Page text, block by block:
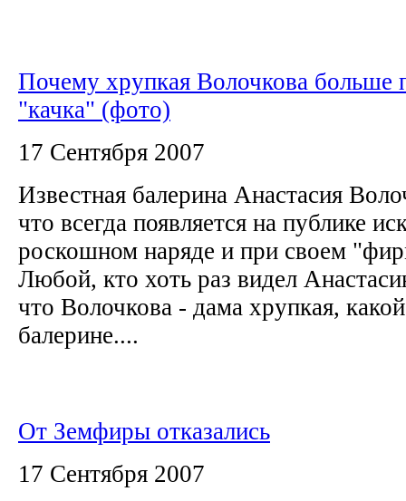
Почему хрупкая Волочкова больше
"качка" (фото)
17 Сентября 2007
Известная балерина Анастасия
что всегда появляется на публике
роскошном наряде и при своем
Любой, кто хоть раз видел
что Волочкова - дама хрупкая,
балерине....
От Земфиры отказались
17 Сентября 2007